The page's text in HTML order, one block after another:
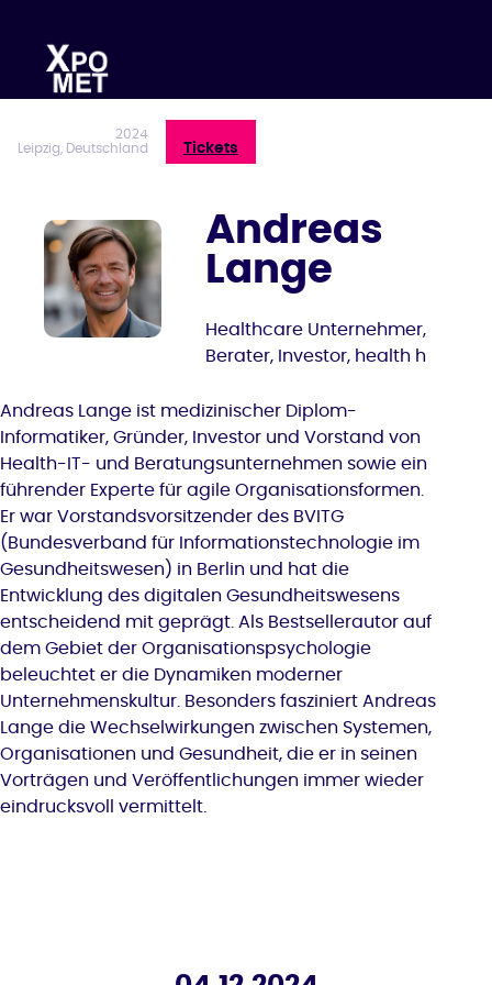
springen
2024
Leipzig, Deutschland
Tickets
Andreas
Lange
Healthcare Unternehmer,
Berater, Investor, health h
Andreas Lange ist medizinischer Diplom-
Informatiker, Gründer, Investor und Vorstand von
Health-IT- und Beratungsunternehmen sowie ein
führender Experte für agile Organisationsformen.
Er war Vorstandsvorsitzender des BVITG
(Bundesverband für Informationstechnologie im
Gesundheitswesen) in Berlin und hat die
Entwicklung des digitalen Gesundheitswesens
entscheidend mit geprägt. Als Bestsellerautor auf
dem Gebiet der Organisationspsychologie
beleuchtet er die Dynamiken moderner
Unternehmenskultur. Besonders fasziniert Andreas
Lange die Wechselwirkungen zwischen Systemen,
Organisationen und Gesundheit, die er in seinen
Vorträgen und Veröffentlichungen immer wieder
eindrucksvoll vermittelt.